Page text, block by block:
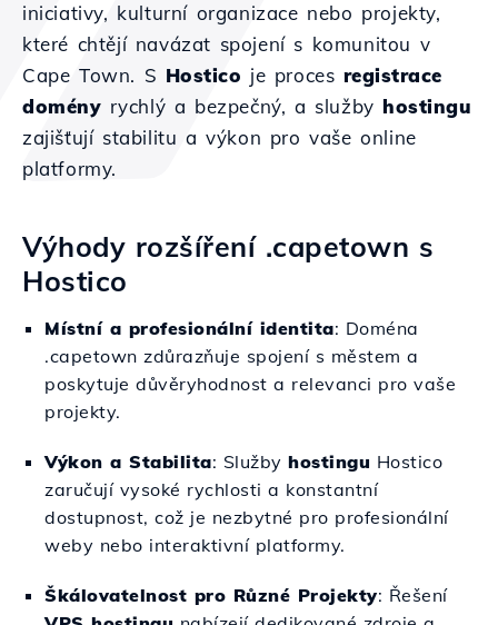
iniciativy, kulturní organizace nebo projekty,
které chtějí navázat spojení s komunitou v
Cape Town. S Hostico je proces registrace
domény rychlý a bezpečný, a služby hostingu
zajišťují stabilitu a výkon pro vaše online
platformy.
Výhody rozšíření .capetown s
Hostico
Místní a profesionální identita: Doména
.capetown zdůrazňuje spojení s městem a
poskytuje důvěryhodnost a relevanci pro vaše
projekty.
Výkon a Stabilita: Služby hostingu Hostico
zaručují vysoké rychlosti a konstantní
dostupnost, což je nezbytné pro profesionální
weby nebo interaktivní platformy.
Škálovatelnost pro Různé Projekty: Řešení